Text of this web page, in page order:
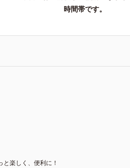
時間帯です。
と楽しく、便利に！